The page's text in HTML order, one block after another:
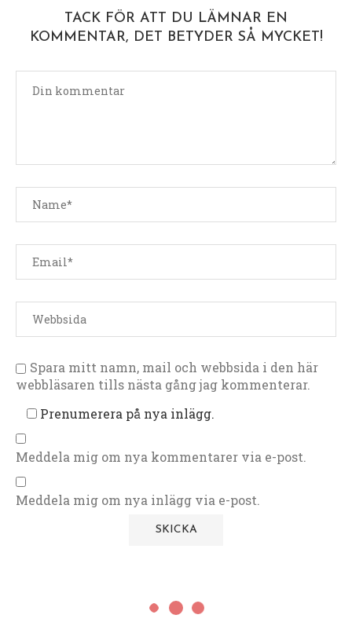
TACK FÖR ATT DU LÄMNAR EN
KOMMENTAR, DET BETYDER SÅ MYCKET!
Spara mitt namn, mail och webbsida i den här
webbläsaren tills nästa gång jag kommenterar.
Prenumerera på nya inlägg.
Meddela mig om nya kommentarer via e-post.
Meddela mig om nya inlägg via e-post.